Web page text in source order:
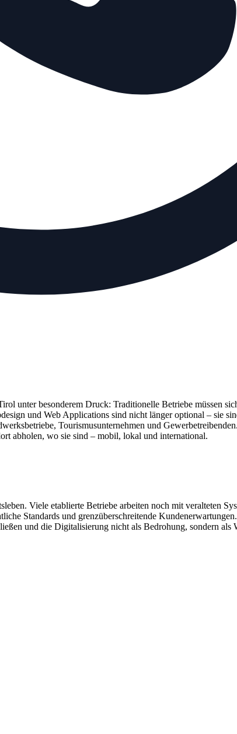
unter besonderem Druck: Traditionelle Betriebe müssen
und Web Applications sind nicht länger optional – sie
Tourismusunternehmen und
abholen, wo sie sind – mobil, lokal und international.
Viele etablierte Betriebe arbeiten noch mit veralteten
Standards und grenzüberschreitende
und die Digitalisierung nicht als Bedrohung, sondern als